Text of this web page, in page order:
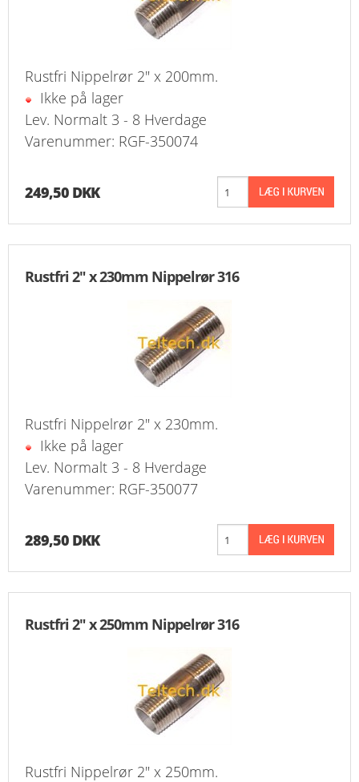
Rustfri Nippelrør 2" x 200mm.
Ikke på lager
Lev. Normalt 3 - 8 Hverdage
Varenummer: RGF-350074
249,50 DKK
Rustfri 2" x 230mm Nippelrør 316
Rustfri Nippelrør 2" x 230mm.
Ikke på lager
Lev. Normalt 3 - 8 Hverdage
Varenummer: RGF-350077
289,50 DKK
Rustfri 2" x 250mm Nippelrør 316
Rustfri Nippelrør 2" x 250mm.